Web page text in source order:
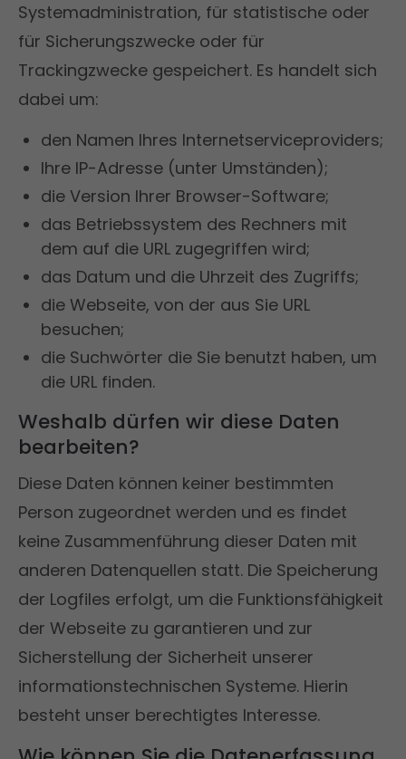
Systemadministration, für statistische oder
für Sicherungszwecke oder für
Trackingzwecke gespeichert. Es handelt sich
dabei um:
den Namen Ihres Internetserviceproviders;
Ihre IP-Adresse (unter Umständen);
die Version Ihrer Browser-Software;
das Betriebssystem des Rechners mit
dem auf die URL zugegriffen wird;
das Datum und die Uhrzeit des Zugriffs;
die Webseite, von der aus Sie URL
besuchen;
die Suchwörter die Sie benutzt haben, um
die URL finden.
Weshalb dürfen wir diese Daten
bearbeiten?
Diese Daten können keiner bestimmten
Person zugeordnet werden und es findet
keine Zusammenführung dieser Daten mit
anderen Datenquellen statt. Die Speicherung
der Logfiles erfolgt, um die Funktionsfähigkeit
der Webseite zu garantieren und zur
Sicherstellung der Sicherheit unserer
informationstechnischen Systeme. Hierin
besteht unser berechtigtes Interesse.